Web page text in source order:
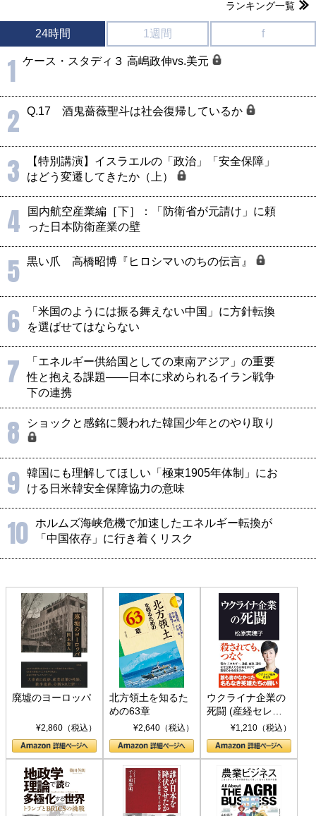
ランキング一覧
24時間 1週間 f
1 ケース・スタディ３ 高嶋政伸vs.美元
2 Q.17 酒鬼薔薇聖斗は社会復帰しているか
3
【特別講演】イスラエルの「政治」「安全保障」
はどう変遷してきたか（上）
4
国内航空産業編［下］：「防衛省が元請け」に頼
った日本防衛産業の壁
5 黒い爪 高橋昭博『ヒロシマいのちの伝言』
6
「米国のようには振る舞えない中国」に方針転換
を選ばせてはならない
7
「エネルギー供給国としての東南アジア」の重要
性と抱える課題――日本に求められるイラン戦争
下の連携
8 ショックと感銘に襲われた韓国少年とのやり取り
9 韓国にも理解してほしい「極東1905年体制」にお
ける日米韓安全保障協力の意味
10
ホルムズ海峡危機で加速したエネルギー転換が
「中国依存」に行き着くリスク
廃墟のヨーロッパ
¥2,860（税込）
北方領土を知るた
めの63章
¥2,640（税込）
ウクライナ企業の
死闘 (産経セレク
ト S 039)¥1,210（税込）